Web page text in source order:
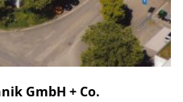
GmbH + Co.